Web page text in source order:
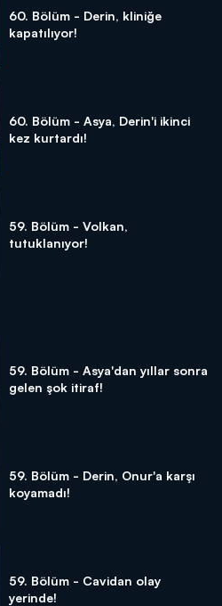
60. Bölüm - Derin, kliniğe
kapatılıyor!
60. Bölüm - Asya, Derin'i ikinci
kez kurtardı!
59. Bölüm - Volkan,
tutuklanıyor!
59. Bölüm - Asya'dan yıllar sonra
gelen şok itiraf!
59. Bölüm - Derin, Onur'a karşı
koyamadı!
59. Bölüm - Cavidan olay
yerinde!